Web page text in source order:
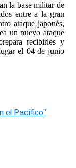
la base militar de
entre a la gran
ataque japonés,
un nuevo ataque
recibirles y
el 04 de junio
el Pacífico”